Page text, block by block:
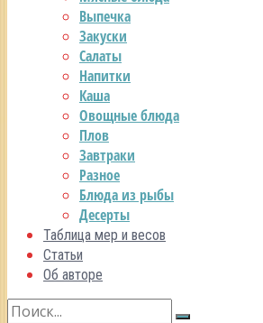
Выпечка
Закуски
Салаты
Напитки
Каша
Овощные блюда
Плов
Завтраки
Разное
Блюда из рыбы
Десерты
Таблица мер и весов
Статьи
Об авторе